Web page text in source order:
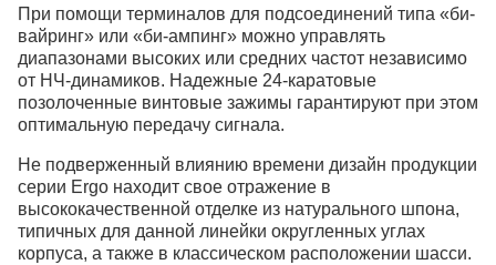
При помощи терминалов для подсоединений типа «би-
вайринг» или «би-ампинг» можно управлять
диапазонами высоких или средних частот независимо
от НЧ-динамиков. Надежные 24-каратовые
позолоченные винтовые зажимы гарантируют при этом
оптимальную передачу сигнала.
Не подверженный влиянию времени дизайн продукции
серии Ergo находит свое отражение в
высококачественной отделке из натурального шпона,
типичных для данной линейки округленных углах
корпуса, а также в классическом расположении шасси.